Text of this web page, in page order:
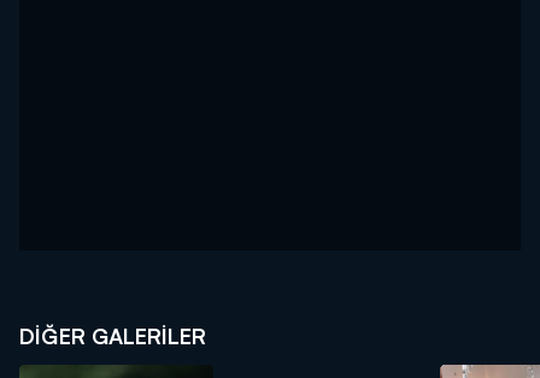
DİĞER GALERİLER